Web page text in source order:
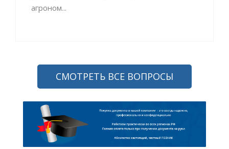
агроном...
СМОТРЕТЬ ВСЕ ВОПРОСЫ